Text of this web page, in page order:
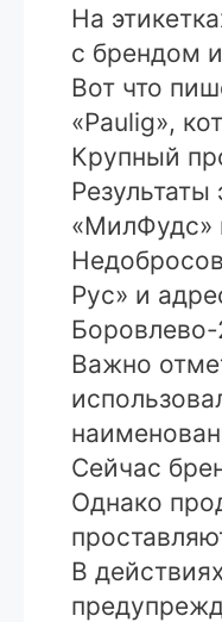
На
с брендом
Вот что
«Paulig»,
Крупный
«МилФудс»
Рус» и
Важно
Сейчас
Однако
В